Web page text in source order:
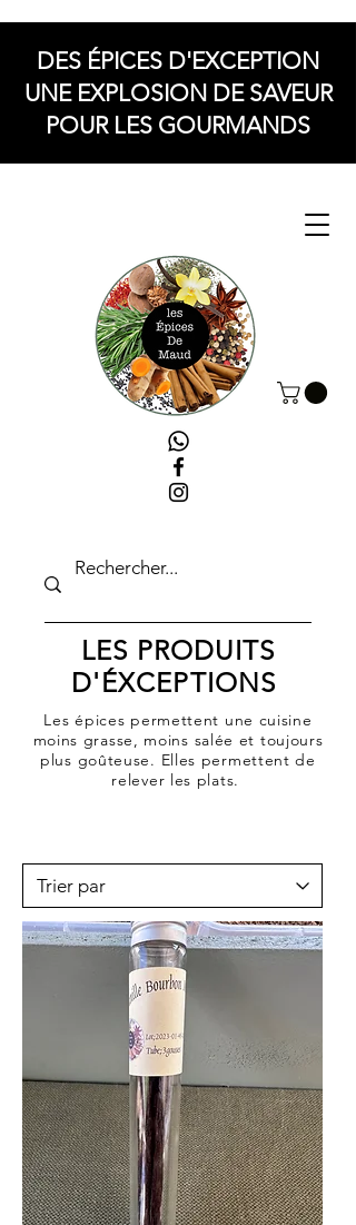
DES ÉPICES D'EXCEPTION
UNE EXPLOSION DE SAVEUR
POUR LES GOURMANDS
LES PRODUITS
D'ÉXCEPTIONS
Les épices permettent une cuisine
moins grasse, moins salée et toujours
plus goûteuse. Elles permettent de
relever les plats.